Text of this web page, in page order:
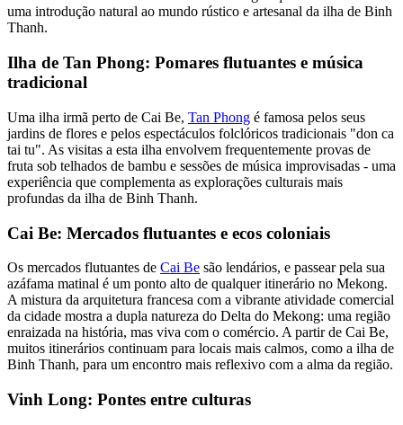
uma introdução natural ao mundo rústico e artesanal da ilha de Binh
Thanh.
Ilha de Tan Phong: Pomares flutuantes e música
tradicional
Uma ilha irmã perto de Cai Be, Tan Phong é famosa pelos seus
jardins de flores e pelos espectáculos folclóricos tradicionais "don ca
tai tu". As visitas a esta ilha envolvem frequentemente provas de
fruta sob telhados de bambu e sessões de música improvisadas - uma
experiência que complementa as explorações culturais mais
profundas da ilha de Binh Thanh.
Cai Be: Mercados flutuantes e ecos coloniais
Os mercados flutuantes de Cai Be são lendários, e passear pela sua
azáfama matinal é um ponto alto de qualquer itinerário no Mekong.
A mistura da arquitetura francesa com a vibrante atividade comercial
da cidade mostra a dupla natureza do Delta do Mekong: uma região
enraizada na história, mas viva com o comércio. A partir de Cai Be,
muitos itinerários continuam para locais mais calmos, como a ilha de
Binh Thanh, para um encontro mais reflexivo com a alma da região.
Vinh Long: Pontes entre culturas